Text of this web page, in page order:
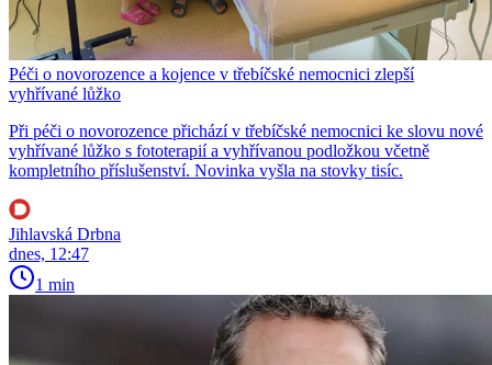
Péči o novorozence a kojence v třebíčské nemocnici zlepší
vyhřívané lůžko
Při péči o novorozence přichází v třebíčské nemocnici ke slovu nové
vyhřívané lůžko s fototerapií a vyhřívanou podložkou včetně
kompletního příslušenství. Novinka vyšla na stovky tisíc.
Jihlavská Drbna
dnes, 12:47
1 min